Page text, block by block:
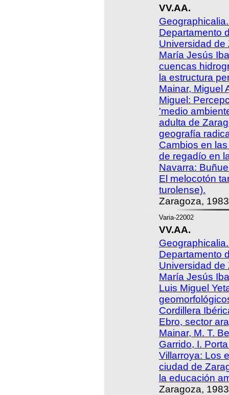
VV.AA.
Departamento
Universidad de
María Jesús
cuencas
la estructura
Mainar, Miguel
Miguel:
'medio
adulta de
geografía
Cambios en
de regadío en
Navarra:
El melocotón
turolense).
Zaragoza,
Varia-22002
VV.AA.
Departamento
Universidad de
María Jesús
Luis Miguel
Cordillera
Ebro, sector
Mainar, M. T.
Garrido, I.
Villarroya: Los
ciudad de
la educación
Zaragoza,